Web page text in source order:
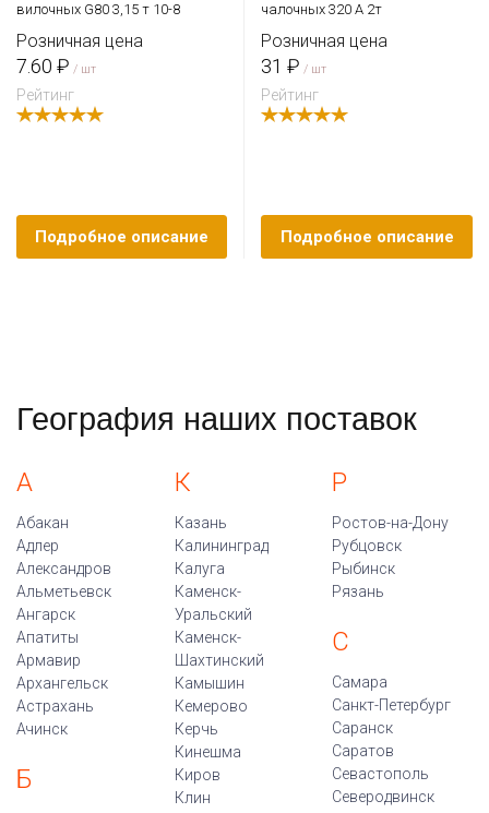
вилочных G80 3,15 т 10-8
Розничная цена
7.60 ₽ / шт
Рейтинг
Подробное описание
чалочных 320 A 2т
Розничная цена
31 ₽ / шт
Рейтинг
Подробное описание
География наших поставок
А
Абакан
Адлер
Александров
Альметьевск
Ангарск
Апатиты
Армавир
Архангельск
Астрахань
Ачинск
Б
К
Казань
Калининград
Калуга
Каменск-
Уральский
Каменск-
Шахтинский
Камышин
Кемерово
Керчь
Кинешма
Киров
Клин
Р
Ростов-на-Дону
Рубцовск
Рыбинск
Рязань
С
Самара
Санкт-Петербург
Саранск
Саратов
Севастополь
Северодвинск